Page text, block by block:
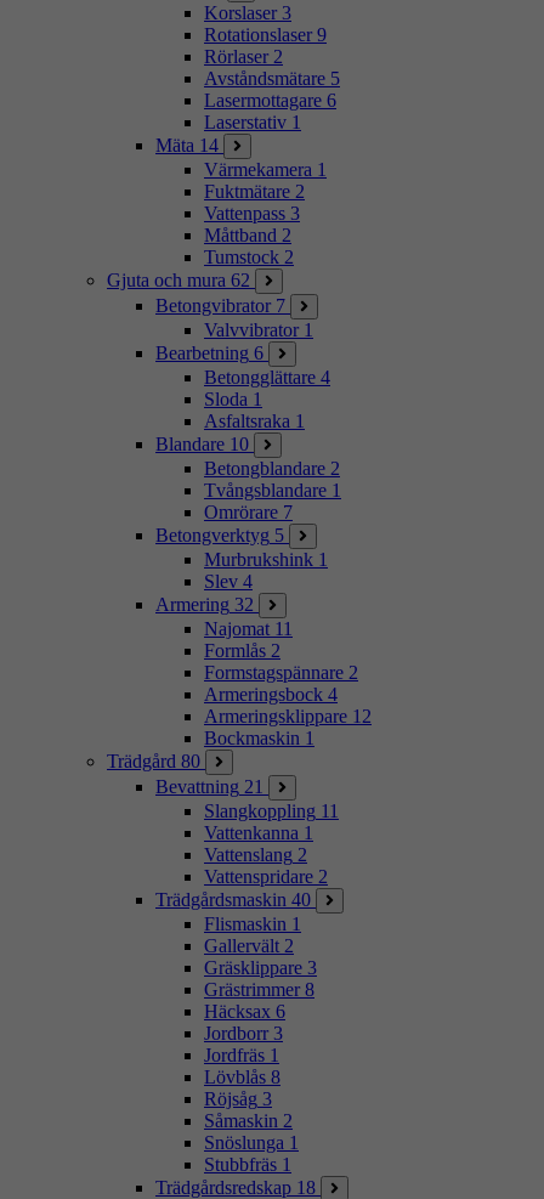
Korslaser 3
Rotationslaser 9
Rörlaser 2
Avståndsmätare 5
Lasermottagare 6
Laserstativ 1
Mäta 14
Värmekamera 1
Fuktmätare 2
Vattenpass 3
Måttband 2
Tumstock 2
Gjuta och mura 62
Betongvibrator 7
Valvvibrator 1
Bearbetning 6
Betongglättare 4
Sloda 1
Asfaltsraka 1
Blandare 10
Betongblandare 2
Tvångsblandare 1
Omrörare 7
Betongverktyg 5
Murbrukshink 1
Slev 4
Armering 32
Najomat 11
Formlås 2
Formstagspännare 2
Armeringsbock 4
Armeringsklippare 12
Bockmaskin 1
Trädgård 80
Bevattning 21
Slangkoppling 11
Vattenkanna 1
Vattenslang 2
Vattenspridare 2
Trädgårdsmaskin 40
Flismaskin 1
Gallervält 2
Gräsklippare 3
Grästrimmer 8
Häcksax 6
Jordborr 3
Jordfräs 1
Lövblås 8
Röjsåg 3
Såmaskin 2
Snöslunga 1
Stubbfräs 1
Trädgårdsredskap 18